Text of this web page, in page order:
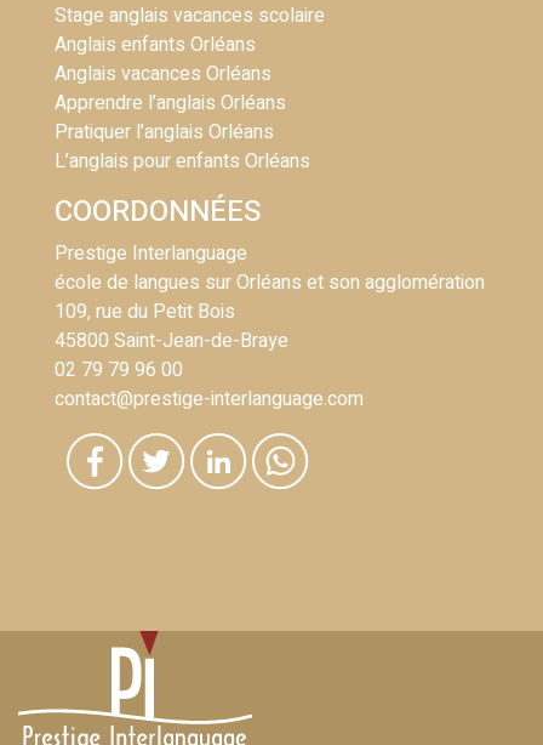
Stage anglais vacances scolaire
Anglais enfants Orléans
Anglais vacances Orléans
Apprendre l’anglais Orléans
Pratiquer l’anglais Orléans
L’anglais pour enfants Orléans
COORDONNÉES
Prestige Interlanguage
école de langues sur Orléans et son agglomération
109, rue du Petit Bois
45800 Saint-Jean-de-Braye
02 79 79 96 00
contact@prestige-interlanguage.com